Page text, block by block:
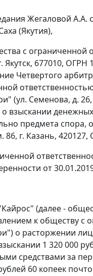
Жегаловой А.А.
(Якутия),
с ограниченной
677010, ОГРН
Четвертого
(ул. Семенова, д. 26,
взыскании
предмета спора,
г. Казань, 420127,
от
(далее -
к обществу с
о расторжении
1 320 000
средствами за
60 копеек